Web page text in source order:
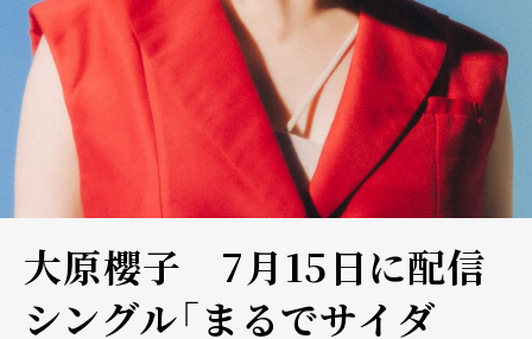
大原櫻子 7月15日に配信
シングル「まるでサイダ